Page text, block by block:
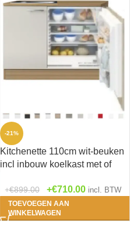
-21%
Kitchenette 110cm wit-beuken
incl inbouw koelkast met of
€899.00 €710.00 incl. BTW
TOEVOEGEN AAN
WINKELWAGEN